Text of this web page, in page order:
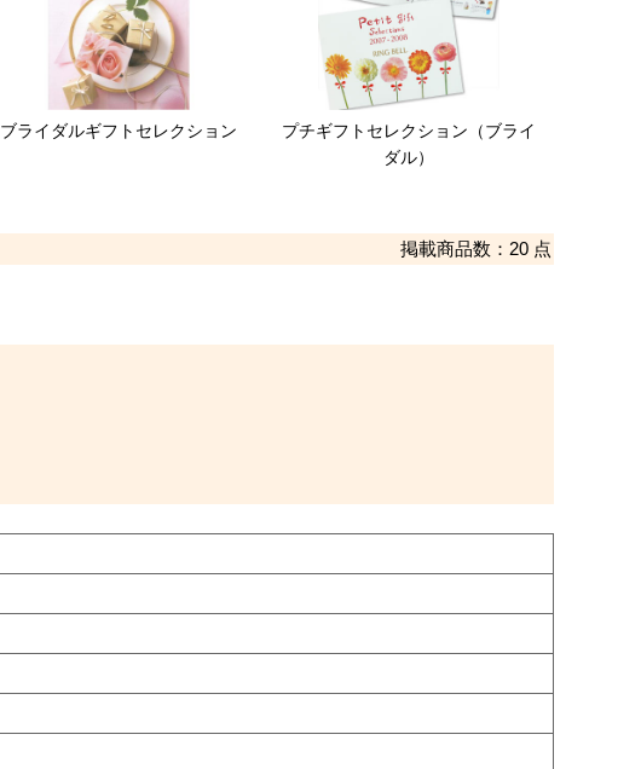
ブライダルギフトセレクション
プチギフトセレクション（ブライ
ダル）
掲載商品数：20 点